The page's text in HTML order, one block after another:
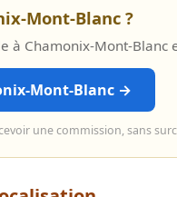
Mont-Blanc ?
à Chamonix-Mont-Blanc
Mont-Blanc →
une commission, sans